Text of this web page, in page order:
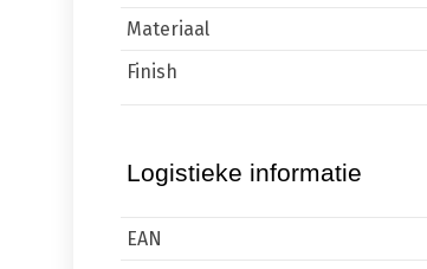
Materiaal
Finish
Logistieke informatie
EAN